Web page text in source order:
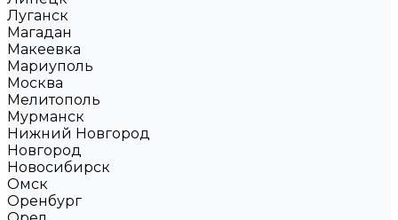
Луганск
Магадан
Макеевка
Мариуполь
Москва
Мелитополь
Мурманск
Нижний Новгород
Новгород
Новосибирск
Омск
Оренбург